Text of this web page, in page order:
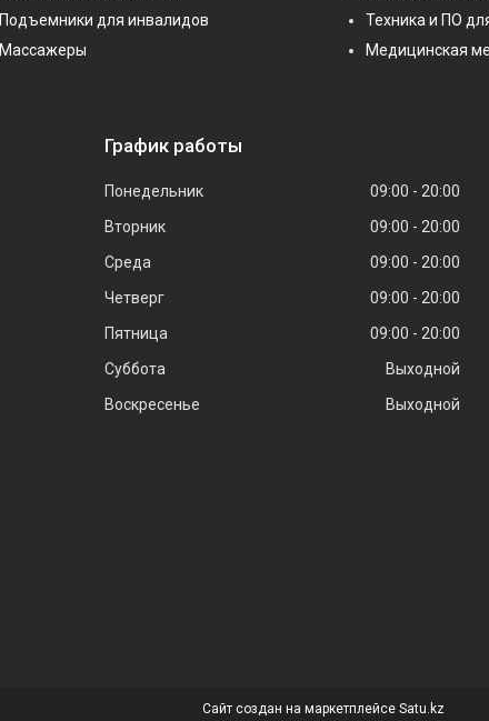
Подъемники для инвалидов
Массажеры
Техника и ПО
Медицинская
График работы
Понедельник 09:00
20:00
Вторник
09:00
20:00
Среда
09:00
20:00
Четверг
09:00
20:00
Пятница
09:00
20:00
Суббота
Выходной
Воскресенье
Выходной
Сайт создан на маркетплейсе Satu.kz